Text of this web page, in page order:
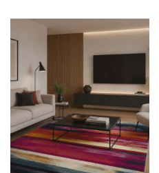
through
469,90 €